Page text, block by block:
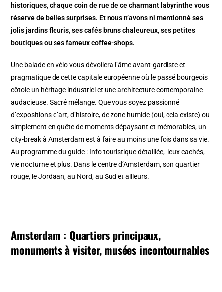
historiques, chaque coin de rue de ce charmant labyrinthe vous
réserve de belles surprises. Et nous n’avons ni mentionné ses
jolis jardins fleuris, ses cafés bruns chaleureux, ses petites
boutiques ou ses fameux coffee-shops.
Une balade en vélo vous dévoilera l’âme avant-gardiste et
pragmatique de cette capitale européenne où le passé bourgeois
côtoie un héritage industriel et une architecture contemporaine
audacieuse. Sacré mélange. Que vous soyez passionné
d’expositions d’art, d’histoire, de zone humide (oui, cela existe) ou
simplement en quête de moments dépaysant et mémorables, un
city-break à Amsterdam est à faire au moins une fois dans sa vie.
Au programme du guide : Info touristique détaillée, lieux cachés,
vie nocturne et plus. Dans le centre d’Amsterdam, son quartier
rouge, le Jordaan, au Nord, au Sud et ailleurs.
Amsterdam : Quartiers principaux,
monuments à visiter, musées incontournables